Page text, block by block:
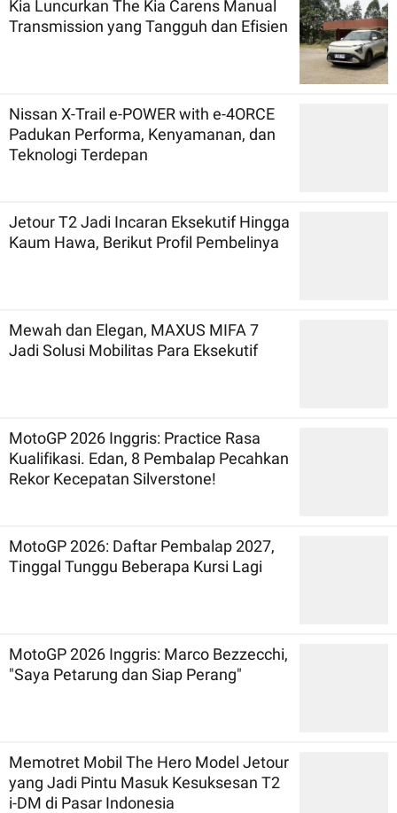
Kia Luncurkan The Kia Carens Manual
Transmission yang Tangguh dan Efisien
Nissan X-Trail e-POWER with e-4ORCE
Padukan Performa, Kenyamanan, dan
Teknologi Terdepan
Jetour T2 Jadi Incaran Eksekutif Hingga
Kaum Hawa, Berikut Profil Pembelinya
Mewah dan Elegan, MAXUS MIFA 7
Jadi Solusi Mobilitas Para Eksekutif
MotoGP 2026 Inggris: Practice Rasa
Kualifikasi. Edan, 8 Pembalap Pecahkan
Rekor Kecepatan Silverstone!
MotoGP 2026: Daftar Pembalap 2027,
Tinggal Tunggu Beberapa Kursi Lagi
MotoGP 2026 Inggris: Marco Bezzecchi,
"Saya Petarung dan Siap Perang"
Memotret Mobil The Hero Model Jetour
yang Jadi Pintu Masuk Kesuksesan T2
i-DM di Pasar Indonesia